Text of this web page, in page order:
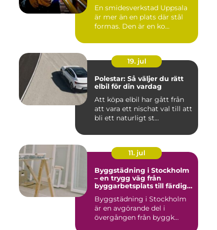
En smidesverkstad Uppsala
är mer än en plats där stål
formas. Den är en ko...
19. jul
Polestar: Så väljer du rätt
elbil för din vardag
Att köpa elbil har gått från
att vara ett nischat val till att
bli ett naturligt st...
11. jul
Byggstädning i Stockholm
– en trygg väg från
byggarbetsplats till färdig
Byggstädning i Stockholm
är en avgörande del i
övergången från byggk...